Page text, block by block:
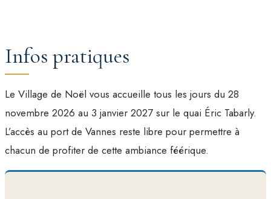
Infos pratiques
Le Village de Noël vous accueille tous les jours du 28
novembre 2026 au 3 janvier 2027 sur le quai Éric Tabarly.
L’accès au port de Vannes reste libre pour permettre à
chacun de profiter de cette ambiance féérique.